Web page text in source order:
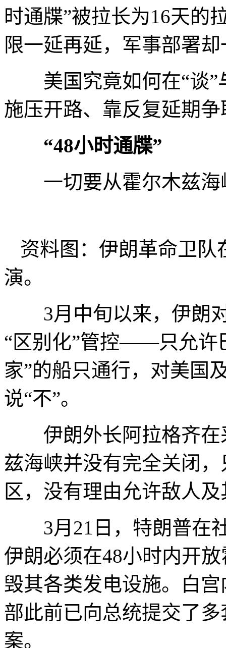
时通牒”被拉长为16天的
限一延再延，军事部署
美国究竟如何在“谈”
施压开路、靠反复延期
“48小时通牒”
一切要从霍尔木兹海
资料图：伊朗革命卫
演。
3月中旬以来，伊朗对
“区别化”管控——只允许
家”的船只通行，对美国
说“不”。
伊朗外长阿拉格齐在
兹海峡并没有完全关闭
区，没有理由允许敌人
3月21日，特朗普在社
伊朗必须在48小时内开
毁其各类发电设施。白
部此前已向总统提交了
案。